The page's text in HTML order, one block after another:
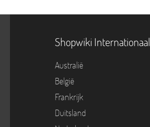
Shopwiki Internationaal
Australië
België
Frankrijk
Duitsland